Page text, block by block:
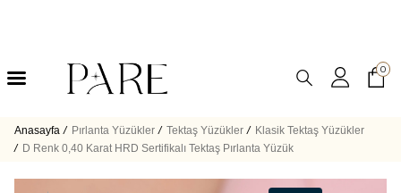
0
Anasayfa / Pırlanta Yüzükler / Tektaş Yüzükler / Klasik Tektaş Yüzükler
/ D Renk 0,40 Karat HRD Sertifikalı Tektaş Pırlanta Yüzük